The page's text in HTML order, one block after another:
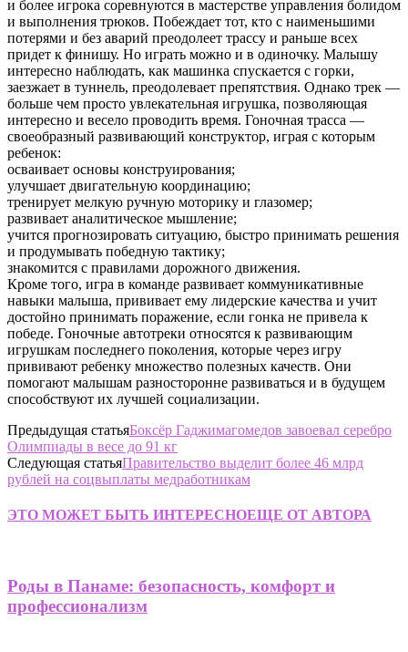
и более игрока соревнуются в мастерстве управления болидом
и выполнения трюков. Побеждает тот, кто с наименьшими
потерями и без аварий преодолеет трассу и раньше всех
придет к финишу. Но играть можно и в одиночку. Малышу
интересно наблюдать, как машинка спускается с горки,
заезжает в туннель, преодолевает препятствия. Однако трек —
больше чем просто увлекательная игрушка, позволяющая
интересно и весело проводить время. Гоночная трасса —
своеобразный развивающий конструктор, играя с которым
ребенок:
осваивает основы конструирования;
улучшает двигательную координацию;
тренирует мелкую ручную моторику и глазомер;
развивает аналитическое мышление;
учится прогнозировать ситуацию, быстро принимать решения
и продумывать победную тактику;
знакомится с правилами дорожного движения.
Кроме того, игра в команде развивает коммуникативные
навыки малыша, прививает ему лидерские качества и учит
достойно принимать поражение, если гонка не привела к
победе. Гоночные автотреки относятся к развивающим
игрушкам последнего поколения, которые через игру
прививают ребенку множество полезных качеств. Они
помогают малышам разносторонне развиваться и в будущем
способствуют их лучшей социализации.
Предыдущая статьяБоксёр Гаджимагомедов завоевал серебро
Олимпиады в весе до 91 кг
Следующая статьяПравительство выделит более 46 млрд
рублей на соцвыплаты медработникам
ЭТО МОЖЕТ БЫТЬ ИНТЕРЕСНОЕЩЕ ОТ АВТОРА
Роды в Панаме: безопасность, комфорт и
профессионализм